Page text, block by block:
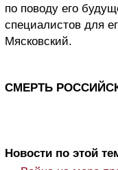
по поводу его
специалистов для
Мясковский.
СМЕРТЬ
Новости по этой